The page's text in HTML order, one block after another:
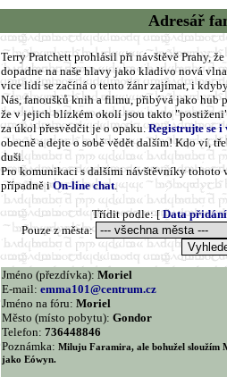
Adresář
Terry Pratchett prohlásil při návštěvě Prahy,
dopadne na naše hlavy jako kladivo nová
více lidí se začíná o tento žánr zajímat, i
Nás, fanoušků knih a filmu, přibývá jako hub
že v jejich blízkém okolí jsou takto
za úkol přesvědčit je o opaku.Registrujte se i
obecně a dejte o sobě vědět dalším! Kdo ví,
duši.
Pro komunikaci s dalšími návštěvníky tohoto
případně iOn-line chat.
Třídit podle: [Data přidání
Pouze z města:
Jméno (přezdívka): Moriel
E-mail: emma101@centrum.cz
Jméno na fóru: Moriel
Město (místo pobytu): Gondor
Telefon: 736448846
Poznámka: Miluju Faramira, ale bohužel sloužím
jako Eówyn.